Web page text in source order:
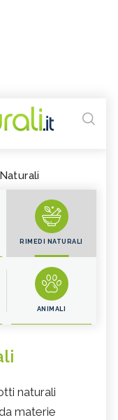
RIMEDI NATURALI
ANIMALI
naturali
materie